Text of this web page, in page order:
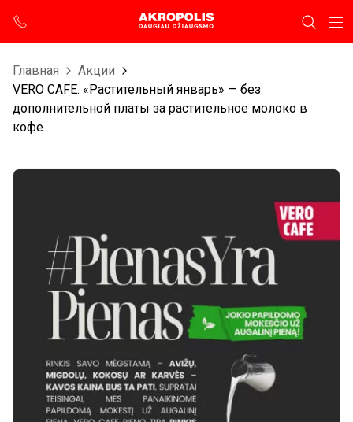
Главная
Aкции
VERO CAFE. «Растительный январь» — без
дополнительной платы за растительное молоко в
кофе